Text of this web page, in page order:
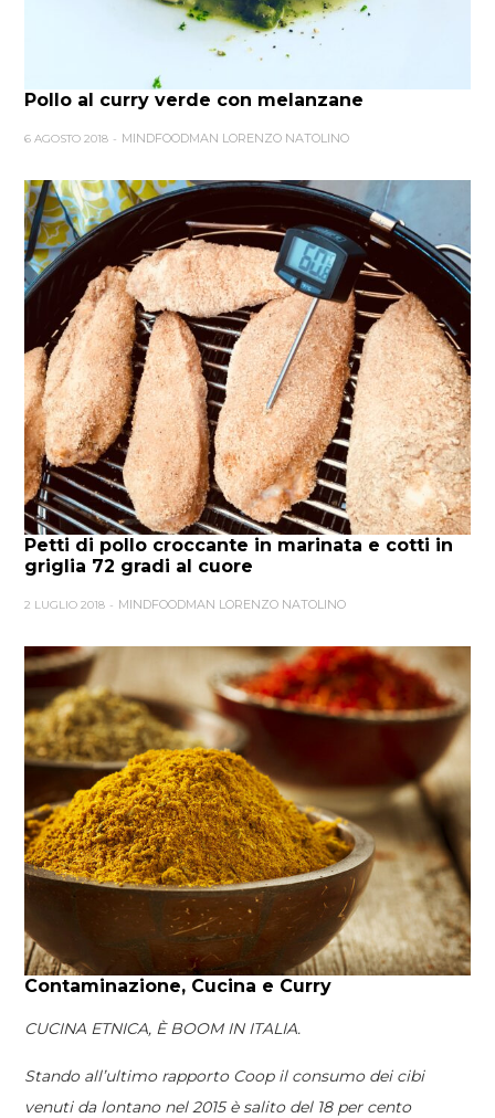
Pollo al curry verde con melanzane
6 AGOSTO 2018 MINDFOODMAN LORENZO NATOLINO
Petti di pollo croccante in marinata e cotti in
griglia 72 gradi al cuore
2 LUGLIO 2018 MINDFOODMAN LORENZO NATOLINO
Contaminazione, Cucina e Curry
CUCINA ETNICA, È BOOM IN ITALIA.
Stando all’ultimo rapporto Coop il consumo dei cibi
venuti da lontano nel 2015 è salito del 18 per cento